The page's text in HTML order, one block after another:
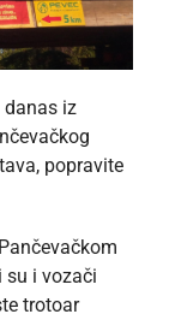
danas iz
popravite
su i vozači
trotoar